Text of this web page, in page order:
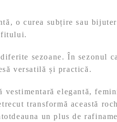
o curea subțire sau
sezoane. În sezonul
versatilă și practică.
elegantă,
transformă această
un plus de